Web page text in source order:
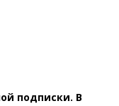
подписки. В